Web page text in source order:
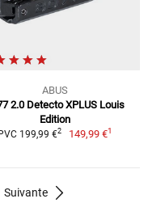
ABUS
2.0 Detecto XPLUS Louis
Edition
199,99 €2 149,99 €1
Suivante